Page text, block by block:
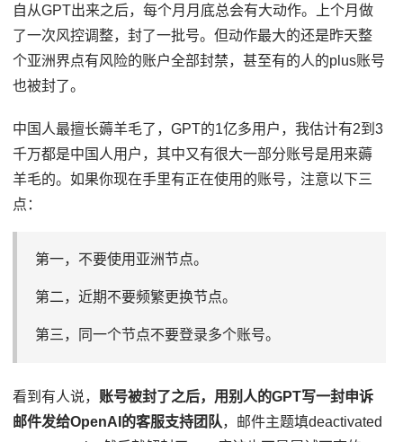
自从GPT出来之后，每个月月底总会有大动作。上个月做
了一次风控调整，封了一批号。但动作最大的还是昨天整
个亚洲界点有风险的账户全部封禁，甚至有的人的plus账号
也被封了。
中国人最擅长薅羊毛了，GPT的1亿多用户，我估计有2到3
千万都是中国人用户，其中又有很大一部分账号是用来薅
羊毛的。如果你现在手里有正在使用的账号，注意以下三
点：
第一，不要使用亚洲节点。
第二，近期不要频繁更换节点。
第三，同一个节点不要登录多个账号。
看到有人说， 账号被封了之后，用别人的GPT写一封申诉
邮件发给OpenAI的客服支持团队，邮件主题填deactivated